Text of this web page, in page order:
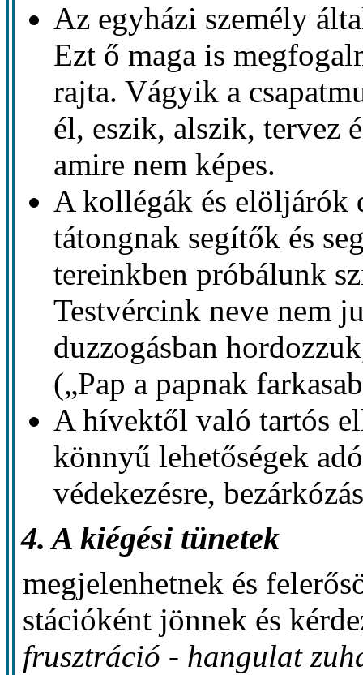
Az egyházi személy
Ezt ő maga is
rajta. Vágyik a
él, eszik, alszik, tervez
amire nem képes.
A kollégák és elöljárók
tátongnak segítők és
tereinkben próbálunk
Testvércink neve nem
duzzogásban
(„Pap a papnak
A hívektől való tartós
könnyű lehetőségek
védekezésre,
4. A kiégési tünetek
megjelenhetnek és
stációként jönnek és
frusztráció - hangulat